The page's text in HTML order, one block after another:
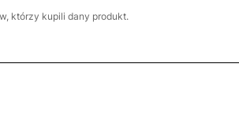
którzy kupili dany produkt.